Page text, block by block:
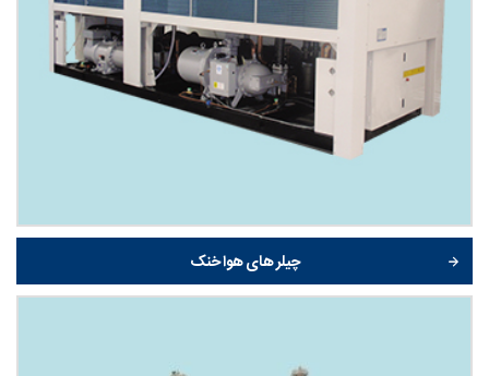
چیلر های هوا خنک